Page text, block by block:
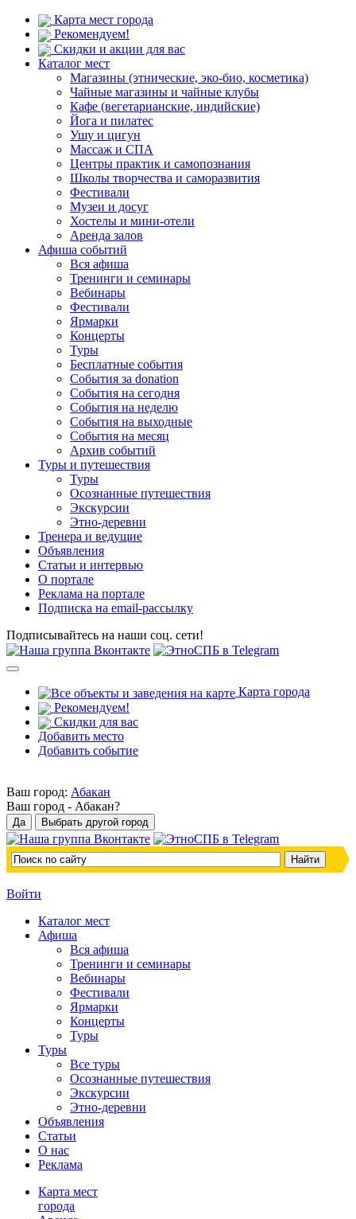
Карта мест города
Рекомендуем!
Скидки и акции для вас
Каталог мест
Магазины (этнические, эко-био, косметика)
Чайные магазины и чайные клубы
Кафе (вегетарианские, индийские)
Йога и пилатес
Ушу и цигун
Массаж и СПА
Центры практик и самопознания
Школы творчества и саморазвития
Фестивали
Музеи и досуг
Хостелы и мини-отели
Аренда залов
Афиша событий
Вся афиша
Тренинги и семинары
Вебинары
Фестивали
Ярмарки
Концерты
Туры
Бесплатные события
События за donation
События на сегодня
События на неделю
События на выходные
События на месяц
Архив событий
Туры и путешествия
Туры
Осознанные путешествия
Экскурсии
Этно-деревни
Тренера и ведущие
Объявления
Статьи и интервью
О портале
Реклама на портале
Подписка на email-рассылку
Подписывайтесь на наши соц. сети!
Карта города
Рекомендуем!
Скидки для вас
Добавить место
Добавить событие
Ваш город: Абакан
Ваш город - Абакан?
Войти
Каталог мест
Афиша
Вся афиша
Тренинги и семинары
Вебинары
Фестивали
Ярмарки
Концерты
Туры
Туры
Все туры
Осознанные путешествия
Экскурсии
Этно-деревни
Объявления
Статьи
О нас
Реклама
Карта мест
города